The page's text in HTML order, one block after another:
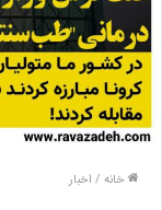
خانه / اخبار